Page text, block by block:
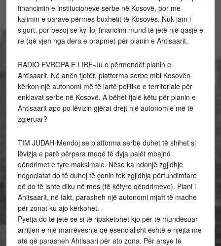
financimin e institucioneve serbe në Kosovë, por me
kalimin e parave përmes buxhetit të Kosovës. Nuk jam i
sigurt, por besoj se ky lloj financimi mund të jetë një qasje e
re (që vjen nga dera e prapme) për planin e Ahtisaarit.
RADIO EVROPA E LIRË-Ju e përmendët planin e
Ahtisaarit. Në anën tjetër, platforma serbe mbi Kosovën
kërkon një autonomi më të lartë politike e territoriale për
enklavat serbe në Kosovë. A bëhet fjalë këtu për planin e
Ahtisaarit apo po lëvizin gjërat drejt një autonomie më të
zgjeruar?
TIM JUDAH-Mendoj se platforma serbe duhet të shihet si
lëvizja e parë përpara meqë të dyja palët mbajnë
qëndrimet e tyre maksimale. Nëse ka ndonjë zgjidhje
negociatat do të duhej të çonin tek zgjidhja përfundimtare
që do të ishte diku në mes (të këtyre qëndrimeve). Plani i
Ahitsaarit, në fakt, parasheh një autonomi mjaft të madhe
për zonat ku ajo kërkohet.
Pyetja do të jetë se si të ripaketohet kjo për të mundësuar
arritjen e një marrëveshje që esencialisht është e njëjta me
atë që parasheh Ahtisaari për ato zona. Për arsye të